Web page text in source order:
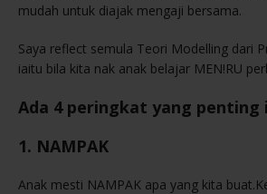
mudah untuk diajak mengaji bersama.
Saya reflect semula Teori Modelling dari
iaitu bila kita nak anak belajar MEN!RU
Ada 4 peringkat yang penting
1. NAMPAK
Anak mesti NAMPAK apa yang kita